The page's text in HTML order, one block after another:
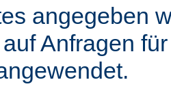
angegeben
Anfragen